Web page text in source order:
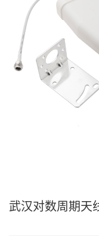
武汉对数周期天